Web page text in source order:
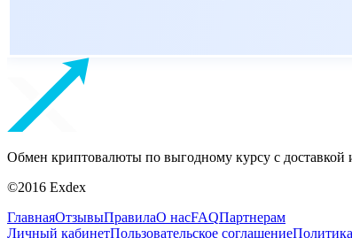
Обмен криптовалюты по выгодному курсу с доставкой
©2016 Exdex
ГлавнаяОтзывыПравилаО насFAQПартнерам
Личный кабинетПользовательское соглашение